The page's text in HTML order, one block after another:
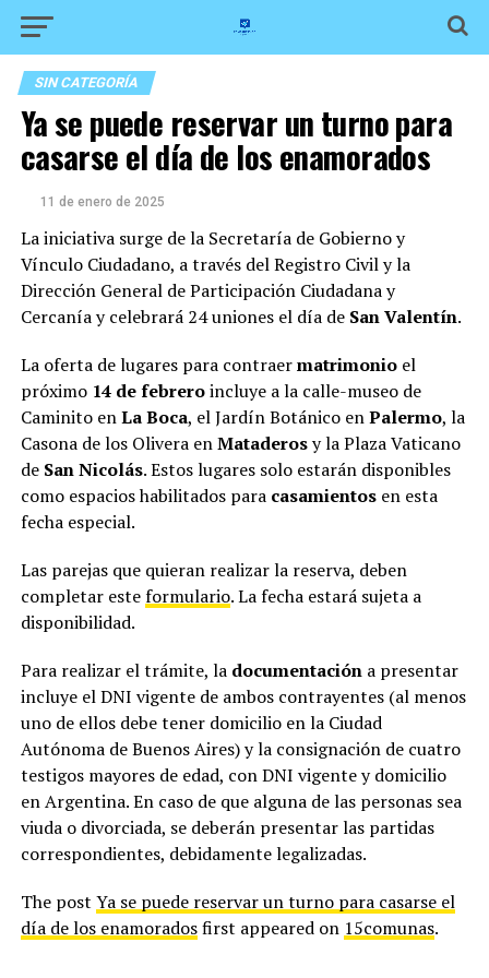
SIN CATEGORÍA
Ya se puede reservar un turno para
casarse el día de los enamorados
11 de enero de 2025
La iniciativa surge de la Secretaría de Gobierno y
Vínculo Ciudadano, a través del Registro Civil y la
Dirección General de Participación Ciudadana y
Cercanía y celebrará 24 uniones el día de San Valentín.
La oferta de lugares para contraermatrimonioel
próximo 14 de febreroincluye a la calle-museo de
Caminito enLa Boca, el Jardín Botánico enPalermo, la
Casona de los Olivera enMataderosy la Plaza Vaticano
de San Nicolás. Estos lugares solo estarán disponibles
como espacios habilitados para casamientosen esta
fecha especial.
Las parejas que quieran realizar la reserva, deben
completar esteformulario. La fecha estará sujeta a
disponibilidad.
Para realizar el trámite, la documentacióna presentar
incluye el DNI vigente de ambos contrayentes (al menos
uno de ellos debe tener domicilio en la Ciudad
Autónoma de Buenos Aires) y la consignación de cuatro
testigos mayores de edad, con DNI vigente y domicilio
en Argentina. En caso de que alguna de las personas sea
viuda o divorciada, se deberán presentar las partidas
correspondientes, debidamente legalizadas.
The post Ya se puede reservar un turno para casarse el
día de los enamoradosfirst appeared on 15comunas.